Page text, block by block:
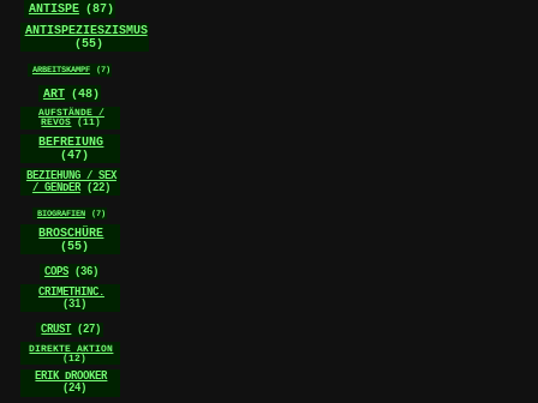
ANTISPE (87)
ANTISPEZIESZISMUS
(55)
ARBEITSKAMPF (7)
ART (48)
AUFSTÄNDE /
REVOS
(11)
BEFREIUNG
(47)
BEZIEHUNG / SEX
/ GENDER
(22)
BIOGRAFIEN (7)
BROSCHÜRE
(55)
COPS (36)
CRIMETHINC.
(31)
CRUST (27)
DIREKTE AKTION
(12)
ERIK DROOKER
(24)